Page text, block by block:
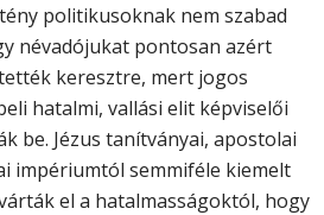
politikusoknak nem szabad
névadójukat pontosan azért
keresztre, mert jogos
hatalmi, vallási elit képviselői
be. Jézus tanítványai, apostolai
impériumtól semmiféle kiemelt
el a hatalmasságoktól, hogy